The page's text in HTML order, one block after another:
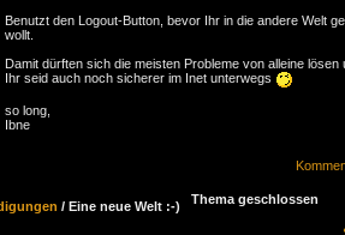
Benutzt den Logout-Button, bevor Ihr in die andere Welt
wollt.
Damit dürften sich die meisten Probleme von alleine lösen
Ihr seid auch noch sicherer im Inet unterwegs
so long,
Ibne
/ Eine neue Welt :-) Thema geschlossen